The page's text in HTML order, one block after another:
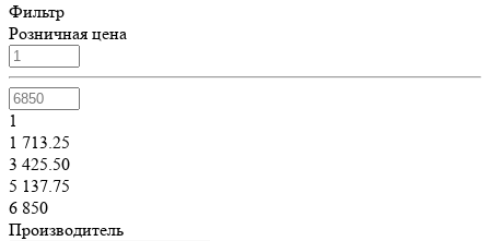
Фильтр
Розничная цена
1
1 713.25
3 425.50
5 137.75
6 850
Производитель